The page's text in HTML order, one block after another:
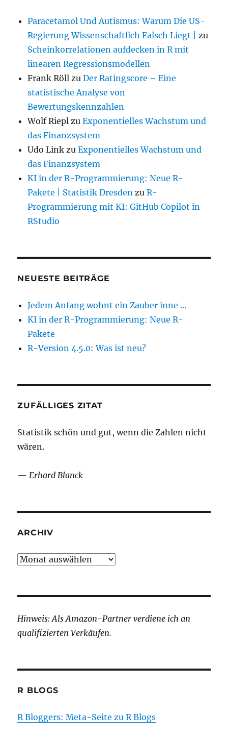
Paracetamol Und Autismus: Warum Die US-
Regierung Wissenschaftlich Falsch Liegt |
zu
Scheinkorrelationen aufdecken in R mit
linearen Regressionsmodellen
Frank Röll zuDer Ratingscore – Eine
statistische Analyse von
Bewertungskennzahlen
Wolf Riepl zuExponentielles Wachstum und
das Finanzsystem
Udo Link zuExponentielles Wachstum und
das Finanzsystem
KI in der R-Programmierung: Neue R-
Pakete | Statistik Dresden zuR-
Programmierung mit KI: GitHub Copilot in
RStudio
NEUESTE BEITRÄGE
Jedem Anfang wohnt ein Zauber inne …
KI in der R-Programmierung: Neue R-
Pakete
R-Version 4.5.0: Was ist neu?
ZUFÄLLIGES ZITAT
Statistik schön und gut, wenn die Zahlen nicht
wären.
—Erhard Blanck
ARCHIV
Archiv
Hinweis: Als Amazon-Partner verdiene ich an
qualifizierten Verkäufen.
R BLOGS
R Bloggers: Meta-Seite zu R Blogs